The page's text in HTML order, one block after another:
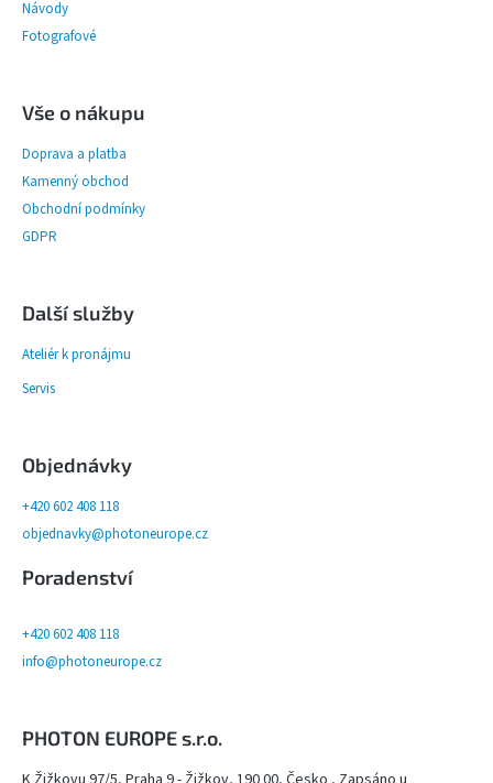
Návody
Fotografové
Vše o nákupu
Doprava a platba
Kamenný obchod
Obchodní podmínky
GDPR
Další služby
Ateliér k pronájmu
Servis
Objednávky
+420 602 408 118
objednavky@photoneurope.cz
Poradenství
+420 602 408 118
info@photoneurope.cz
PHOTON EUROPE s.r.o.